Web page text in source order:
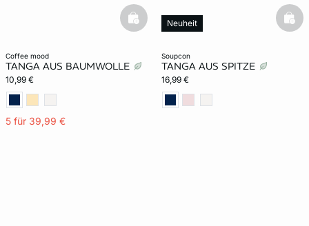
coffee mood
TANGA AUS BAUMWOLLE
10,99 €
5 für 39,99 €
basketfull
soupcon
TANGA AUS SPITZE
16,99 €
Neuheit